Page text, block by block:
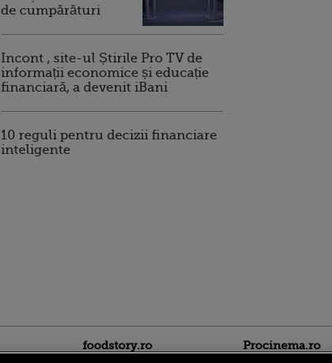
de cumpărături
Incont , site-ul Știrile Pro TV de
informații economice și educație
financiară, a devenit iBani
10 reguli pentru decizii financiare
inteligente
foodstory.ro Procinema.ro